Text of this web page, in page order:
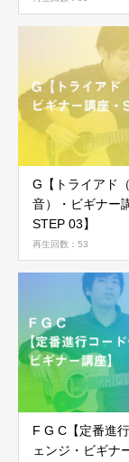
G【トライアド
音）・ビギナー
STEP 03】
再生回数：53
F G C【定番進
ェンジ・ビギナ会員